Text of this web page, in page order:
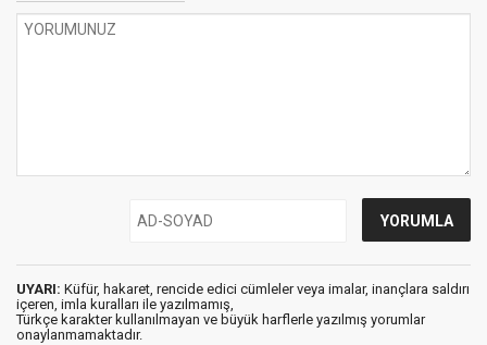
UYARI: Küfür, hakaret, rencide edici cümleler veya imalar, inançlara saldırı
içeren, imla kuralları ile yazılmamış,
Türkçe karakter kullanılmayan ve büyük harflerle yazılmış yorumlar
onaylanmamaktadır.